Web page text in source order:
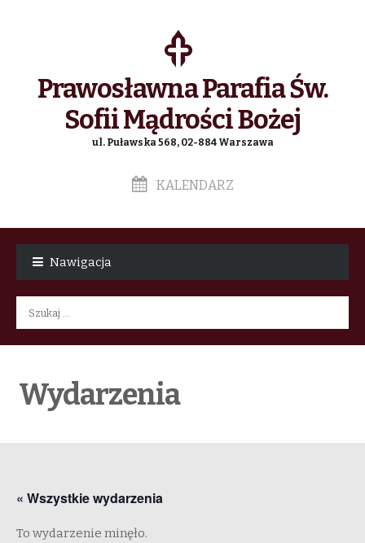
Prawosławna Parafia Św.
Sofii Mądrości Bożej
ul. Puławska 568, 02-884 Warszawa
KALENDARZ
Nawigacja
Szukaj:
Wydarzenia
« Wszystkie wydarzenia
To wydarzenie minęło.